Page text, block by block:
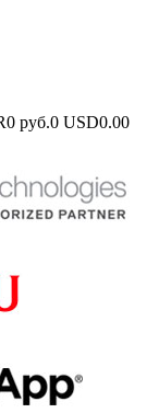
0 руб.0 USD0.00